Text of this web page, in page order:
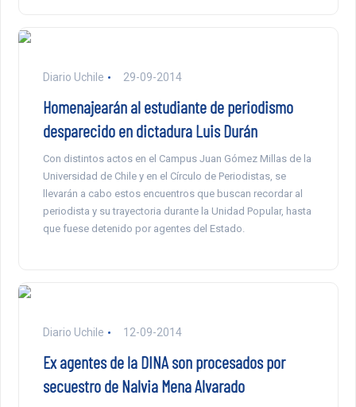
Diario Uchile 29-09-2014
Homenajearán al estudiante de periodismo
desparecido en dictadura Luis Durán
Con distintos actos en el Campus Juan Gómez Millas de la
Universidad de Chile y en el Círculo de Periodistas, se
llevarán a cabo estos encuentros que buscan recordar al
periodista y su trayectoria durante la Unidad Popular, hasta
que fuese detenido por agentes del Estado.
Diario Uchile 12-09-2014
Ex agentes de la DINA son procesados por
secuestro de Nalvia Mena Alvarado